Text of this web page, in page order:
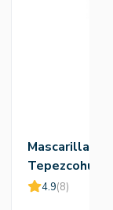
Mascarilla
4.9(8)